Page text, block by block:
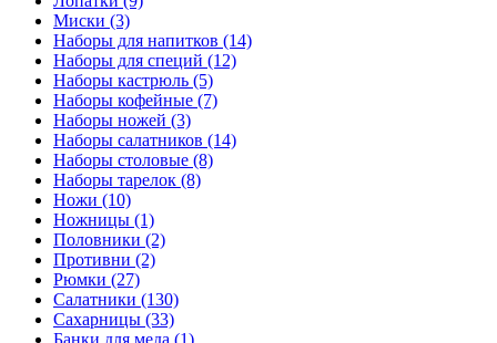
Миски (3)
Наборы для напитков (14)
Наборы для специй (12)
Наборы кастрюль (5)
Наборы кофейные (7)
Наборы ножей (3)
Наборы салатников (14)
Наборы столовые (8)
Наборы тарелок (8)
Ножи (10)
Ножницы (1)
Половники (2)
Противни (2)
Рюмки (27)
Салатники (130)
Сахарницы (33)
Банки для меда (1)